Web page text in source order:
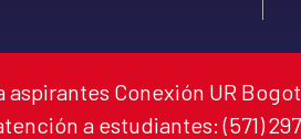
aspirantes Conexión UR
a estudiantes: (571)